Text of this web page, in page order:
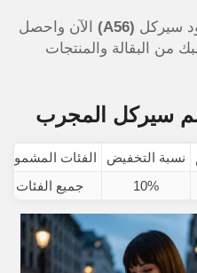
سيركل (A56)
الآن واحصل
طلبك من البقالة والمنتجات
سيركل المجرب
نسبة التخفيض
الفئات المشمولة
10% جميع الفئات